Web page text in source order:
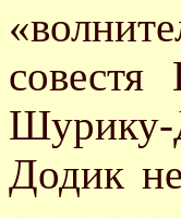
Додик